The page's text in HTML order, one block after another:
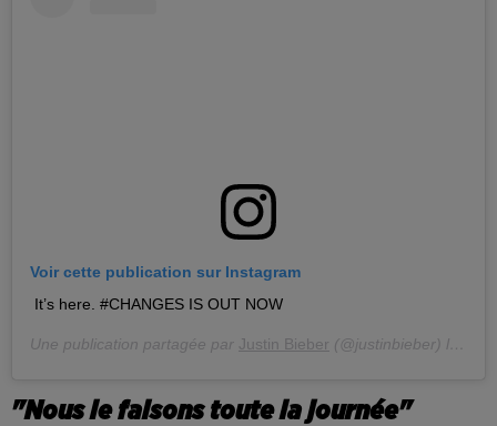
Voir cette publication sur Instagram
It’s here. #CHANGES IS OUT NOW
Une publication partagée par Justin Bieber (@justinbieber) le
"Nous le faisons toute la journée"